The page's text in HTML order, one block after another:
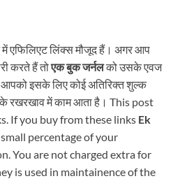
में एफिलिएट लिंक्स मौजूद हैं। अगर आप
करते हैं तोएक बुक जर्नलको उसके एवज
आपको इसके लिए कोई अतिरिक्त शुल्क
के रखरखाव में काम आता है। This post
If you buy from these links Ek
percentage of your
You are not charged extra for
is used in maintainence of the